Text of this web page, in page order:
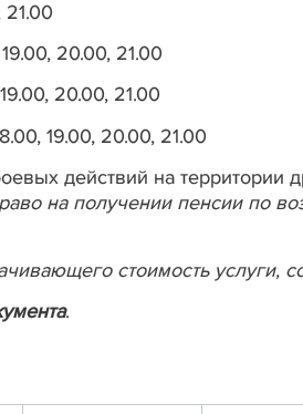
21.00
20.00, 21.00
20.00, 21.00
19.00, 20.00, 21.00
действий на территории
на получении пенсии по
стоимость услуги,
.